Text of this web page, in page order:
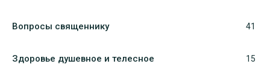
Вопросы священнику 41
Здоровье душевное и телесное 15